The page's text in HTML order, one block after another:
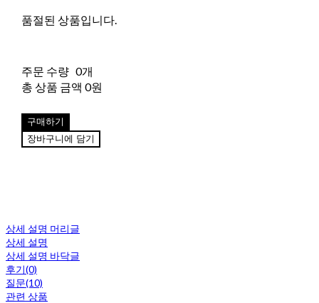
품절된 상품입니다.
주문 수량 0개
총 상품 금액 0원
구매하기
장바구니에 담기
상세 설명 머리글
상세 설명
상세 설명 바닥글
후기(0)
질문(10)
관련 상품